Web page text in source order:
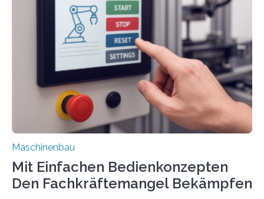
Maschinenbau
Mit Einfachen Bedienkonzepten
Den Fachkräftemangel Bekämpfen